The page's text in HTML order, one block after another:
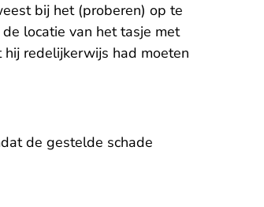
bij het (proberen) op te
locatie van het tasje met
redelijkerwijs had moeten
de gestelde schade